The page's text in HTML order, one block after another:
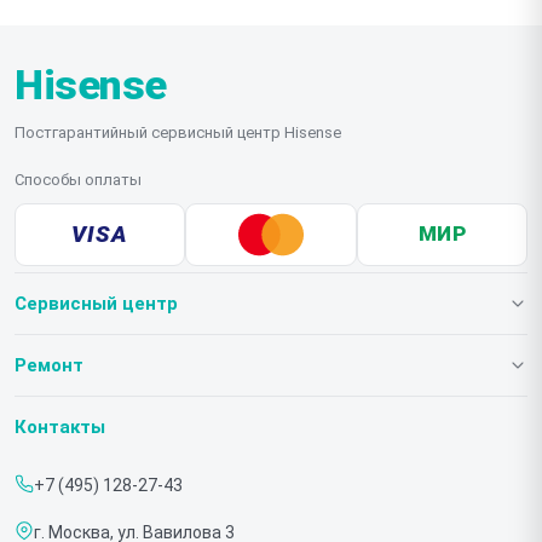
Hisense
Постгарантийный сервисный центр Hisense
Способы оплаты
VISA МИР
Сервисный центр
О нашем сервисе
Срочный ремонт
Ремонт
Телевизоров
Контакты
+7 (495) 128-27-43
г. Москва, ул. Вавилова 3